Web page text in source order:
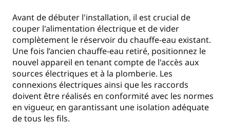
Avant de débuter l'installation, il est crucial de
couper l'alimentation électrique et de vider
complètement le réservoir du chauffe-eau existant.
Une fois l’ancien chauffe-eau retiré, positionnez le
nouvel appareil en tenant compte de l'accès aux
sources électriques et à la plomberie. Les
connexions électriques ainsi que les raccords
doivent être réalisés en conformité avec les normes
en vigueur, en garantissant une isolation adéquate
de tous les fils.